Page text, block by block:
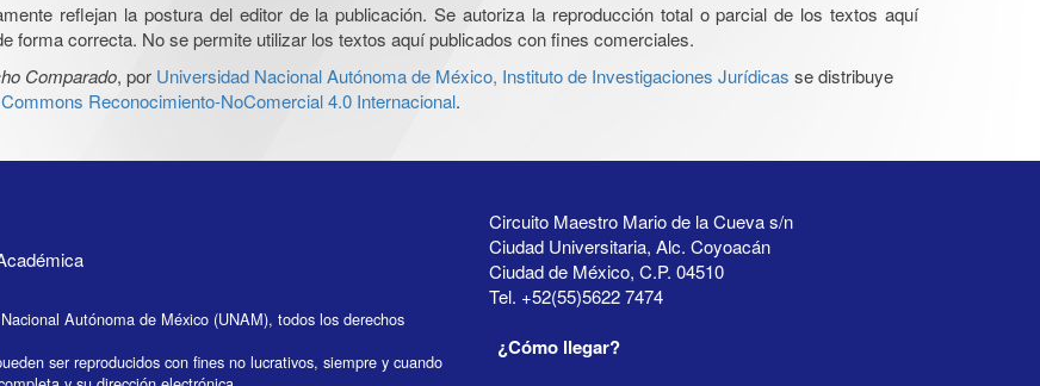
reflejan la postura del editor de la publicación. Se autoriza la reproducción total o parcial de los textos aquí
forma correcta. No se permite utilizar los textos aquí publicados con fines comerciales.
Comparado, por Universidad Nacional Autónoma de México, Instituto de Investigaciones Jurídicas se distribuye
Reconocimiento-NoComercial 4.0 Internacional.
Autónoma de México (UNAM), todos los derechos
ser reproducidos con fines no lucrativos, siempre y cuando
Circuito Maestro Mario de la Cueva s/n
Ciudad Universitaria, Alc. Coyoacán
Ciudad de México, C.P. 04510
Tel. +52(55)5622 7474
¿Cómo llegar?